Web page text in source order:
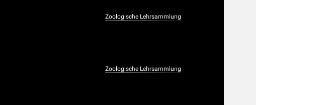
Zoologische Lehrsammlung
Zoologische Lehrsammlung